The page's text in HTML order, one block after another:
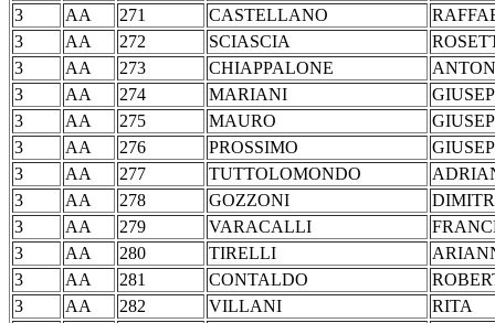
3 AA 271 CASTELLANO
3
AA 272 SCIASCIA
3
AA 273 CHIAPPALONE
3
AA 274 MARIANI
3
AA 275 MAURO
3
AA 276 PROSSIMO
3
AA 277 TUTTOLOMONDO
3
AA 278 GOZZONI
3
AA 279 VARACALLI
3
AA 280 TIRELLI
3
AA 281 CONTALDO
3
AA 282 VILLANI